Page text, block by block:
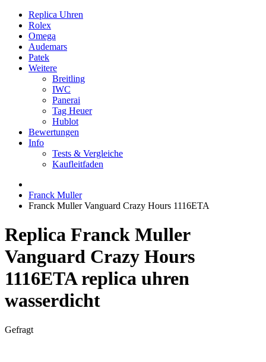
Replica Uhren
Rolex
Omega
Audemars
Patek
Weitere
Breitling
IWC
Panerai
Tag Heuer
Hublot
Bewertungen
Info
Tests & Vergleiche
Kaufleitfaden
Franck Muller
Franck Muller Vanguard Crazy Hours 1116ETA
Replica Franck Muller
Vanguard Crazy Hours
1116ETA replica uhren
wasserdicht
Gefragt